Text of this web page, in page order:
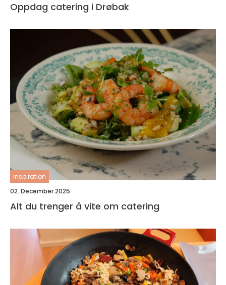
Oppdag catering i Drøbak
inspiration
02. December 2025
Alt du trenger å vite om catering